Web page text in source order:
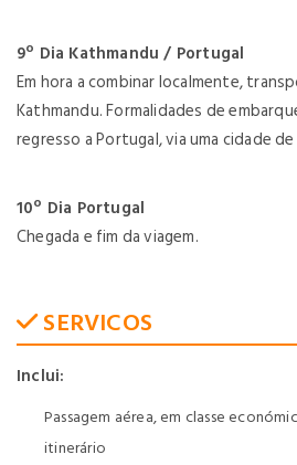
9º Dia Kathmandu / Portugal
Em hora a combinar localmente,
Kathmandu. Formalidades de
regresso a Portugal, via uma cidade
10º Dia Portugal
Chegada e fim da viagem.
SERVICOS
Inclui:
Passagem aérea, em classe
itinerário